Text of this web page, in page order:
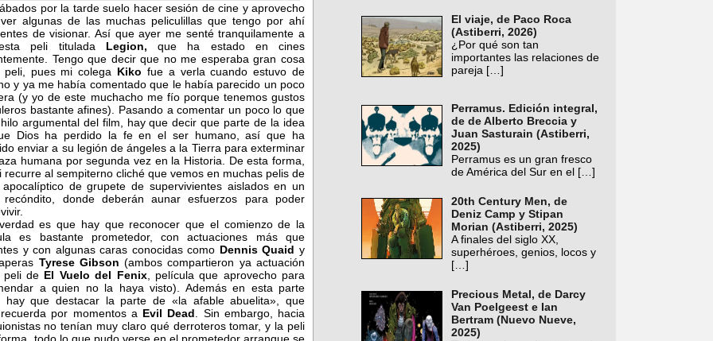
por la tarde suelo hacer sesión de cine y aprovecho
algunas de las muchas peliculillas que tengo por ahí
de visionar. Así que ayer me senté tranquilamente a
peli titulada Legion,que ha estado en cines
Tengo que decir que no me esperaba gran cosa
pues mi colega Kiko fue a verla cuando estuvo de
y ya me había comentado que le había parecido un poco
(y yo de este muchacho me fío porque tenemos gustos
bastante afines). Pasando a comentar un poco lo que
argumental del film, hay que decir que parte de la idea
Dios ha perdido la fe en el ser humano, así que ha
enviar a su legión de ángeles a la Tierra para exterminar
humana por segunda vez en la Historia. De esta forma,
recurre al sempiterno cliché que vemos en muchas pelis de
de grupete de supervivientes aislados en un
recóndito, donde deberán aunar esfuerzos para poder
es que hay que reconocer que el comienzo de la
es bastante prometedor, con actuaciones más que
y con algunas caras conocidas como Dennis Quaid y
Tyrese Gibson (ambos compartieron ya actuación
de El Vuelo del Fenix, película que aprovecho para
a quien no la haya visto). Además en esta parte
hay que destacar la parte de «la afable abuelita», que
por momentos a Evil Dead . Sin embargo, hacia
no tenían muy claro qué derroteros tomar, y la peli
El viaje, de Paco Roca
(Astiberri, 2026)
¿Por qué son tan
importantes las relaciones de
pareja […]
Perramus. Edición integral,
de de Alberto Breccia y
Juan Sasturain (Astiberri,
2025)
Perramus es un gran fresco
de América del Sur en el […]
20th Century Men, de
Deniz Camp y Stipan
Morian (Astiberri, 2025)
A finales del siglo XX,
superhéroes, genios, locos y
[…]
Precious Metal, de Darcy
Van Poelgeest e Ian
Bertram (Nuevo Nueve,
2025)